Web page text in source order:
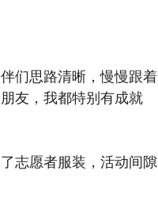
们思路清晰，慢慢跟着
友，我都特别有成就
志愿者服装，活动间隙